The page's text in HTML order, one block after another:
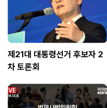
부에 재난사태 선포를...
제21대 대통령선거 후보자 2
차 토론회